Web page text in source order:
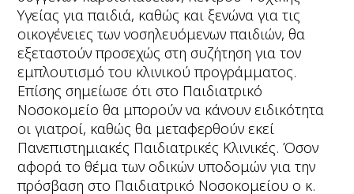
Υγείας για παιδιά, καθώς και ξενώνα για τις
οικογένειες των νοσηλευόμενων παιδιών, θα
εξεταστούν προσεχώς στη συζήτηση για τον
εμπλουτισμό του κλινικού προγράμματος.
Επίσης σημείωσε ότι στο Παιδιατρικό
Νοσοκομείο θα μπορούν να κάνουν ειδικότητα
οι γιατροί, καθώς θα μεταφερθούν εκεί
Πανεπιστημιακές Παιδιατρικές Κλινικές. Όσον
αφορά το θέμα των οδικών υποδομών για την
πρόσβαση στο Παιδιατρικό Νοσοκομείου ο κ.